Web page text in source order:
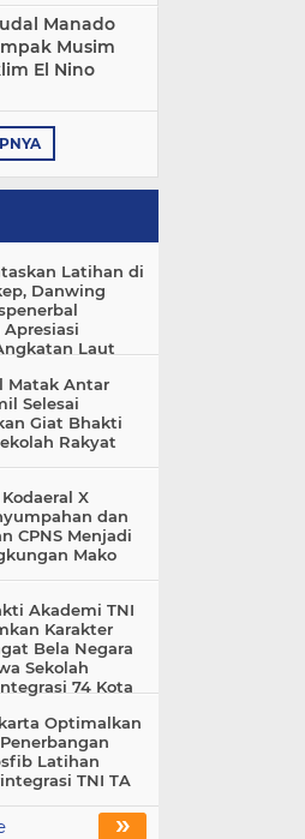
Manado
Musim
El Nino
Latihan di
Danwing
Laut
Matak Antar
Selesai
Giat Bhakti
Rakyat
X
dan
CPNS Menjadi
Mako
Akademi TNI
Karakter
Bela Negara
Sekolah
74 Kota
Optimalkan
Latihan
TNI TA
»